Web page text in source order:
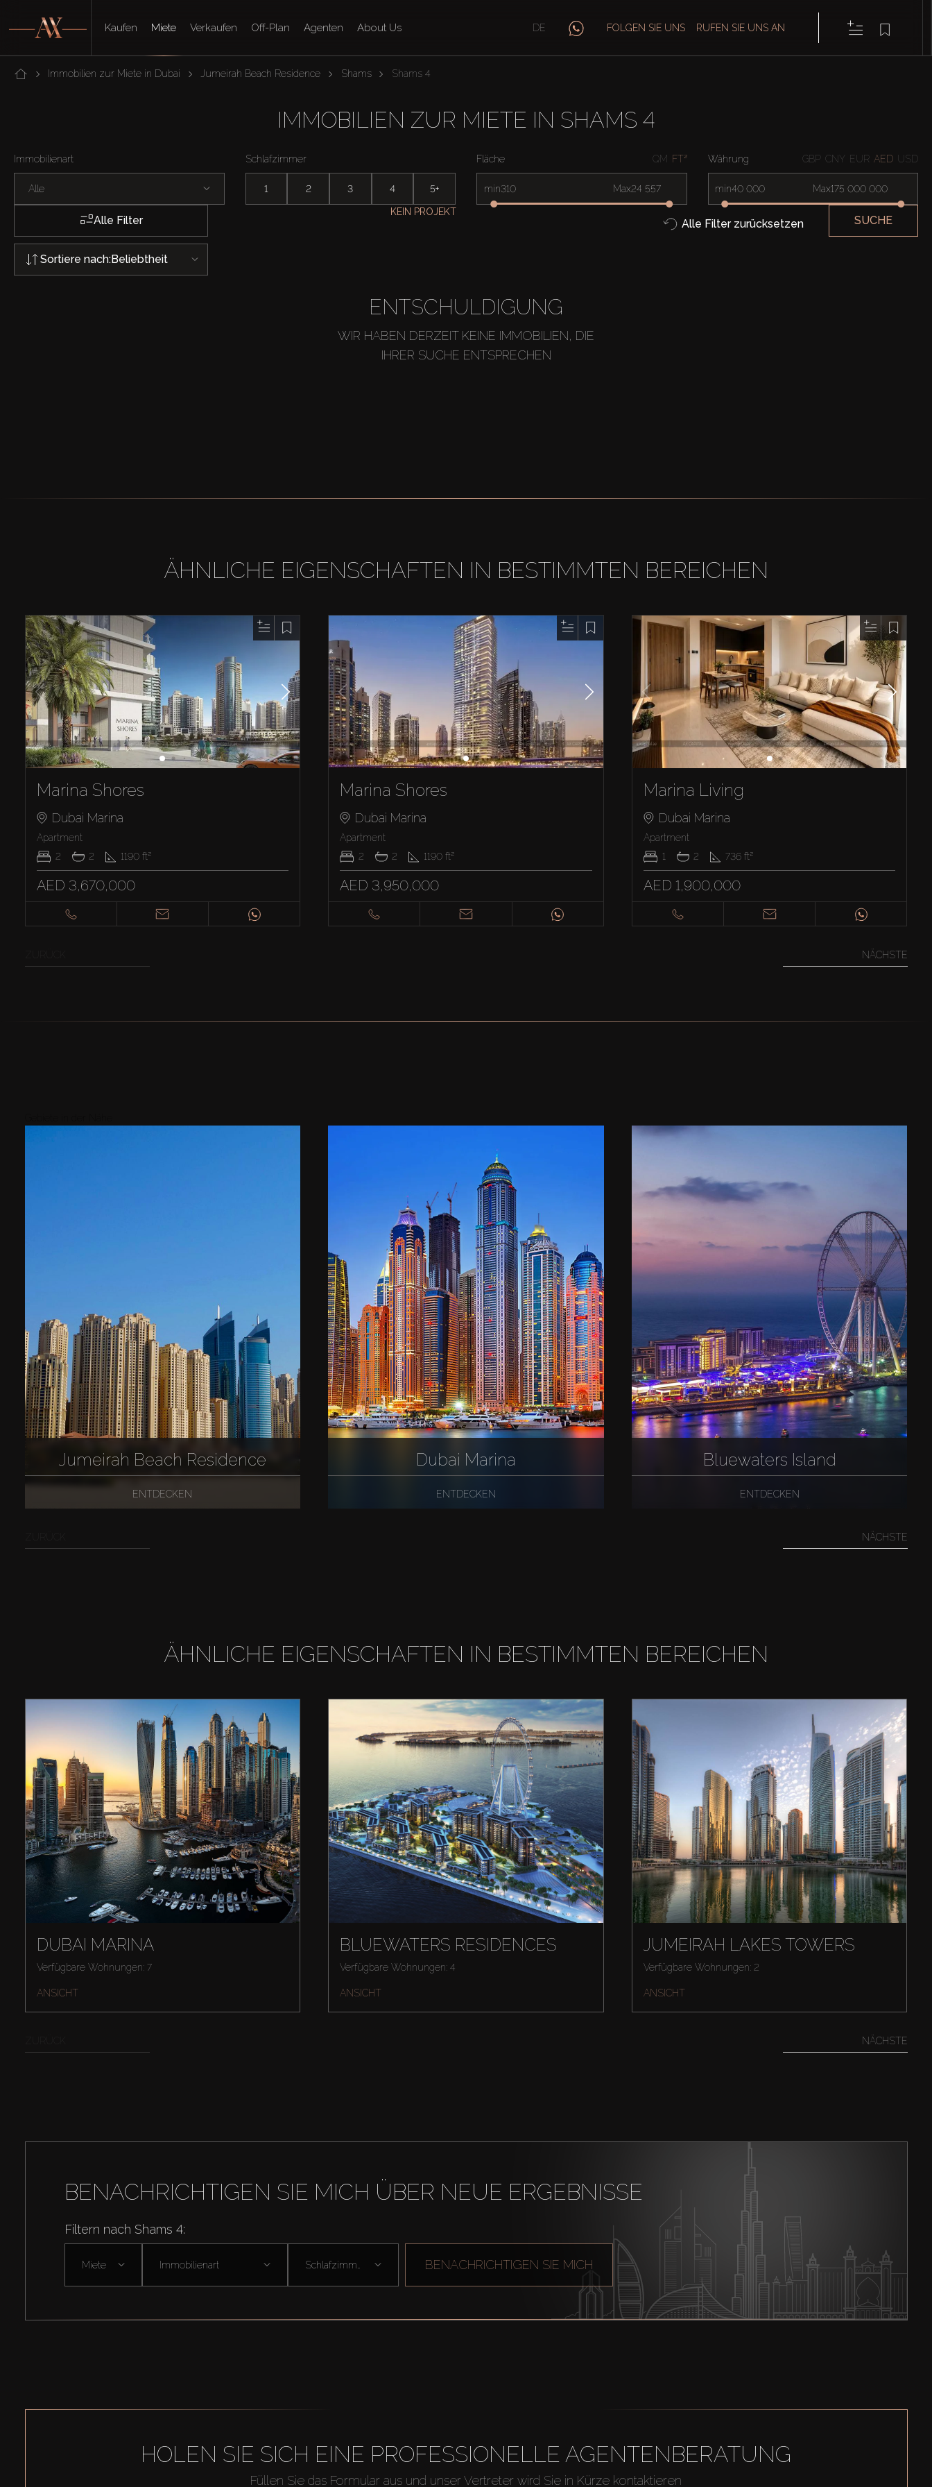
Kaufen Miete Verkaufen Off-Plan Agenten About Us DE FOLGEN SIE UNS RUFEN SIE UNS AN
Immobilien zur Miete in Dubai Jumeirah Beach Residence Shams Shams 4
IMMOBILIEN ZUR MIETE IN SHAMS 4
Immobilienart
Alle
Schlafzimmer
1 2 3 4 5+
Fläche QM FT²
min Max
Währung GBP CNY EUR AED USD
min Max
Alle Filter
KEIN PROJEKT
Alle Filter zurücksetzen SUCHE
Sortiere nach:Beliebtheit
ENTSCHULDIGUNG
WIR HABEN DERZEIT KEINE IMMOBILIEN, DIE
IHRER SUCHE ENTSPRECHEN
ÄHNLICHE EIGENSCHAFTEN IN BESTIMMTEN BEREICHEN
Marina Shores
Dubai Marina
Apartment
2
2 1190 ft²
AED 3,670,000
Marina Shores
Dubai Marina
Apartment
2
2 1190ft²
AED 3,950,000
Marina Living
Dubai Marina
Apartment
1
2 736 ft²
AED 1,900,000
NÄCHSTE
Jumeirah Beach Residence
ENTDECKEN
Dubai Marina
ENTDECKEN
Bluewaters Island
ENTDECKEN
NÄCHSTE
ÄHNLICHE EIGENSCHAFTEN IN BESTIMMTEN BEREICHEN
DUBAI MARINA
Verfügbare Wohnungen: 7
ANSICHT
BLUEWATERS RESIDENCES
Verfügbare Wohnungen: 4
ANSICHT
JUMEIRAH LAKES TOWERS
Verfügbare Wohnungen: 2
ANSICHT
NÄCHSTE
BENACHRICHTIGEN SIE MICH ÜBER NEUE ERGEBNISSE
Filtern nach Shams 4:
Miete Immobilienart BENACHRICHTIGEN SIE MICH
HOLEN SIE SICH EINE PROFESSIONELLE AGENTENBERATUNG
Füllen Sie das Formular aus und unser Vertreter wird Sie in Kürze kontaktieren